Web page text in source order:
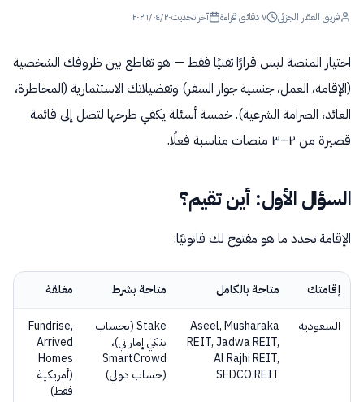
فريق العقار الجزئي ٧دقائق قراءة آخر تحديث٢٠٢٦/٠٤/٢٠
اختيار المنصة ليس قرارًا تقنيًا فقط — هو تقاطع بين ظروفك الشخصية
(الإقامة، العمل، جنسية جواز السفر) وتفضيلاتك الاستثمارية (المخاطرة،
العائد، الصرامة الشرعية). خمسة أسئلة يكفي طرحها لتصل إلى قائمة
قصيرة من ٢–٣ منصات مناسبة فعلًا.
السؤال الأول: أين تقيم؟
الإقامة تحدد ما هو مفتوح لك قانونيًا:
إقامتك متاحة بالكامل متاحة بشرط مغلقة
السعودية
Aseel, Musharaka
REIT, Jadwa REIT,
Al Rajhi REIT,
SEDCO REIT
Stake (بحساب
بنكي إماراتي)،
SmartCrowd
(حساب دولي)
Fundrise,
Arrived
Homes
(أمريكية
فقط)